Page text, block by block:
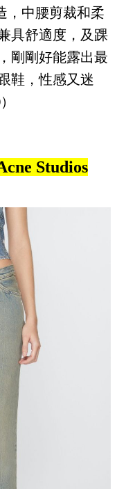
，中腰剪裁和柔
具舒適度，及踝
剛剛好能露出最
鞋，性感又迷
Studios